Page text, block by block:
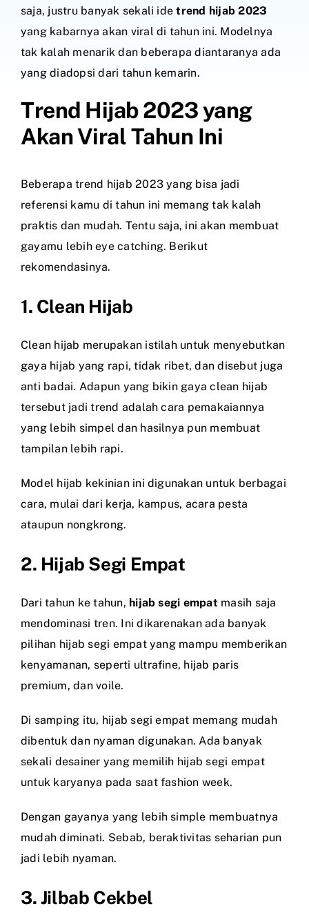
saja, justru banyak sekali idetrend hijab 2023
yang kabarnya akan viral di tahun ini. Modelnya
tak kalah menarik dan beberapa diantaranya ada
yang diadopsi dari tahun kemarin.
Trend Hijab 2023 yang
Akan Viral Tahun Ini
Beberapa trend hijab 2023 yang bisa jadi
referensi kamu di tahun ini memang tak kalah
praktis dan mudah. Tentu saja, ini akan membuat
gayamu lebih eye catching. Berikut
rekomendasinya.
1. Clean Hijab
Clean hijab merupakan istilah untuk menyebutkan
gaya hijab yang rapi, tidak ribet, dan disebut juga
anti badai. Adapun yang bikin gaya clean hijab
tersebut jadi trend adalah cara pemakaiannya
yang lebih simpel dan hasilnya pun membuat
tampilan lebih rapi.
Model hijab kekinian ini digunakan untuk berbagai
cara, mulai dari kerja, kampus, acara pesta
ataupun nongkrong.
2. Hijab Segi Empat
Dari tahun ke tahun, hijab segi empat masih saja
mendominasi tren. Ini dikarenakan ada banyak
pilihan hijab segi empat yang mampu memberikan
kenyamanan, seperti ultrafine, hijab paris
premium, dan voile.
Di samping itu, hijab segi empat memang mudah
dibentuk dan nyaman digunakan. Ada banyak
sekali desainer yang memilih hijab segi empat
untuk karyanya pada saat fashion week.
Dengan gayanya yang lebih simple membuatnya
mudah diminati. Sebab, beraktivitas seharian pun
jadi lebih nyaman.
3. Jilbab Cekbel